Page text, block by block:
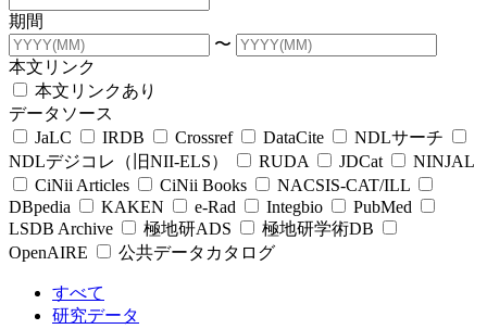
期間
〜
本文リンク
本文リンクあり
データソース
JaLC
IRDB Crossref DataCite
NDLサーチ
NDLデジコレ（旧NII-ELS）
RUDA JDCat
NINJAL
CiNii Articles
CiNii Books
NACSIS-CAT/ILL
DBpedia
KAKEN e-Rad Integbio
PubMed
LSDB Archive
極地研ADS
極地研学術DB
OpenAIRE
公共データカタログ
すべて
研究データ